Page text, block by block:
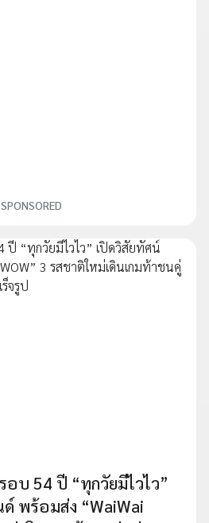
SPONSORED
อบ 54 ปี “ทุกวัยมีไวไว”
พร้อมส่ง “WaiWai